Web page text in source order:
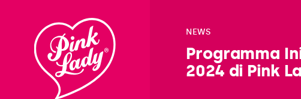
contenuto
NEWS
Programma
2024 di Pink